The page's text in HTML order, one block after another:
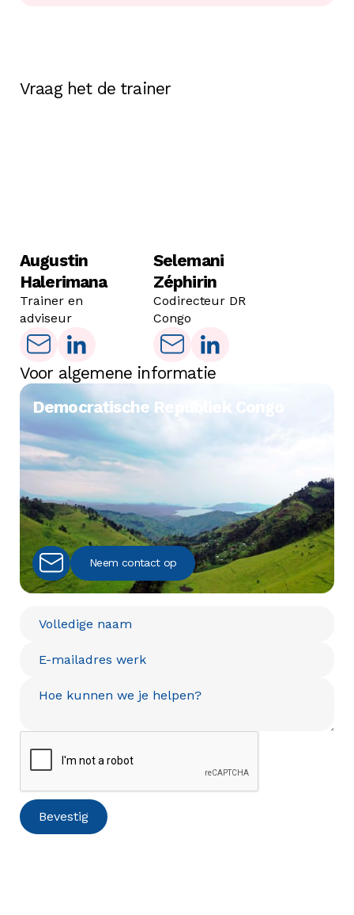
Vraag het de trainer
Augustin
Halerimana
Trainer en
adviseur
Selemani
Zéphirin
Codirecteur DR
Congo
Voor algemene informatie
Democratische Republiek Congo
Neem contact op